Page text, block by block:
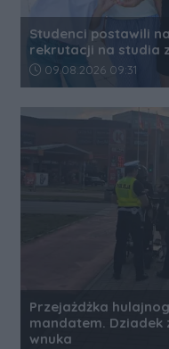
Studenci postawili
rekrutacji na studia
Data dodania artykułu:
09.08.2026 09:31
Przejażdżka
mandatem. Dziadek
wnuka